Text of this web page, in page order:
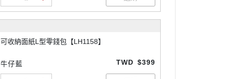
可收納面紙L型零錢包【LH1158】
牛仔藍 TWD $399